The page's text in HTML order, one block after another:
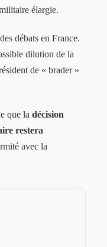
élargie.
débats en France.
dilution de la
de « brader »
que la décision
restera
avec la